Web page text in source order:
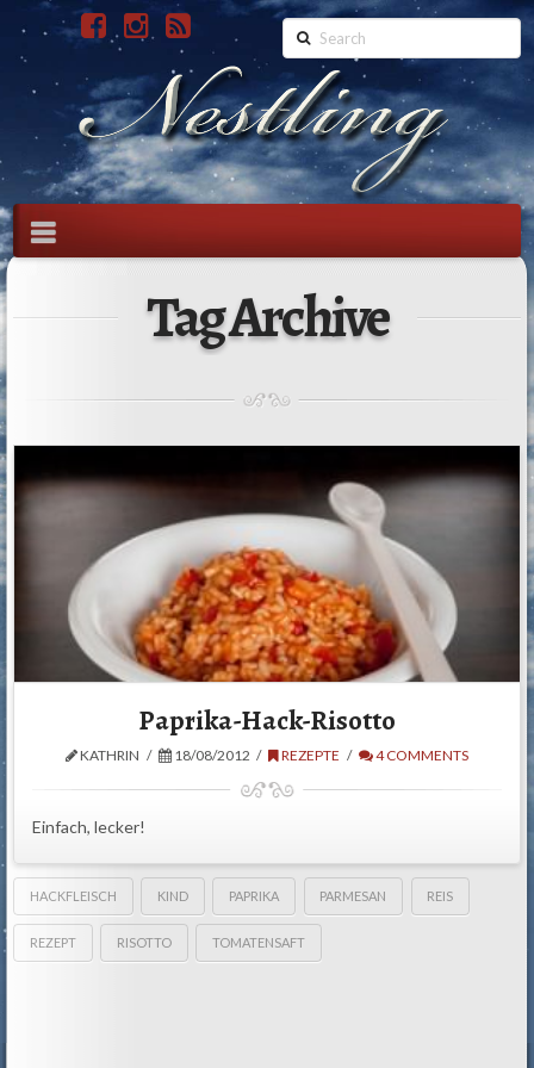
Search
Navigation
Tag Archive
Paprika-Hack-Risotto
KATHRIN 18/08/2012 REZEPTE 4 COMMENTS
Einfach, lecker!
HACKFLEISCH KIND PAPRIKA PARMESAN REIS
REZEPT RISOTTO TOMATENSAFT